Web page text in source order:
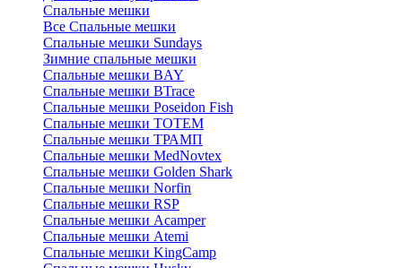
Спальные мешки
Все Спальные мешки
Спальные мешки Sundays
Зимние спальные мешки
Спальные мешки BAY
Спальные мешки BTrace
Спальные мешки Poseidon Fish
Спальные мешки ТОТЕМ
Спальные мешки ТРАМП
Cпальные мешки MedNovtex
Спальные мешки Golden Shark
Спальные мешки Norfin
Спальные мешки RSP
Спальные мешки Acamper
Спальные мешки Atemi
Спальные мешки KingCamp